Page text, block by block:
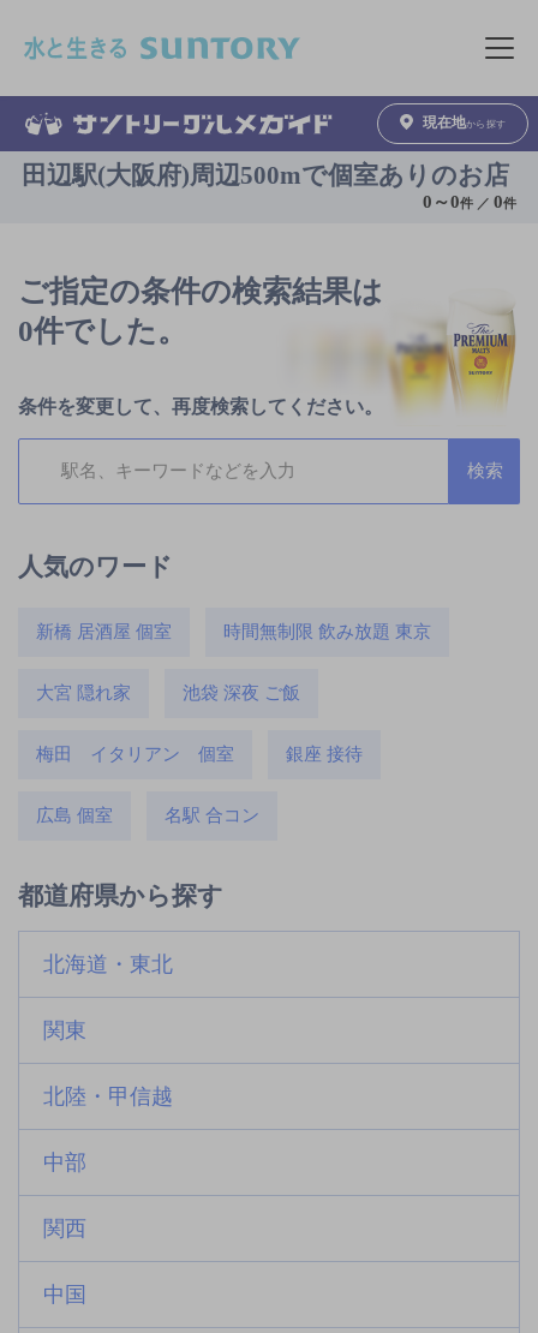
メニュ
現在地から探す
田辺駅(大阪府)周辺500mで個室ありのお店
0 ～0件 ／0件
ご指定の条件の検索結果は
0件でした。
条件を変更して、再度検索してください。
人気のワード
新橋 居酒屋 個室 時間無制限 飲み放題 東京
大宮 隠れ家 池袋 深夜 ご飯
梅田 イタリアン 個室 銀座 接待
広島 個室 名駅 合コン
都道府県から探す
北海道・東北
関東
北陸・甲信越
中部
関西
中国